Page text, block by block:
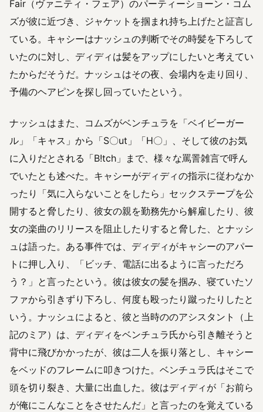
Fair（ヴァニティ・フェア）のパーティーショーン・コム
ズが彼に近づき、ジャケットを掴まれ持ち上げたと証言し
ている。キャシーはナッシュの判断でその時髪を下ろして
いたのに対し、ディディは髪をアップにしたいと考えてい
たからだそうだ。ナッシュはその夜、会場内を走り回り、
予備のヘアピンを探し回っていたという。
ナッシュはまた、コムズがベンチュラを「ベイビーガー
ル」「キャス」から「S〇ut」「H〇」、そして彼のお気
に入りだとされる「B!tch」まで、様々な罵詈雑言で呼ん
でいたとも述べた。キャシーがディディの指示に従わなか
ったり「気に入らないことをしたら」セックステープを公
開すると脅したり、彼女の親を勤務先から解雇したり、彼
女の楽曲のリリースを阻止したりすると脅した、とナッシ
ュは語った。ある事件では、ディディがキャシーのアパー
トに押し入り、「ビッチ、電話に出るように言っただろ
う？」と言ったという。彼は彼女の髪を掴み、寝ていたソ
ファから引きずり下ろし、何度も殴ったり蹴ったりしたと
いう。ナッシュによると、彼と当時ののアシスタント（上
記のミア）は、ディディをベンチュラ氏から引き離そうと
背中に飛びかかったが、彼は二人を振り落とし、キャシー
をベッドのフレームに叩きつけた。ベンチュラ氏はそこで
頭を切り裂き、大量に出血した。彼はディディが「お前ら
が俺にこんなことをさせたんだ」と言ったのを覚えている